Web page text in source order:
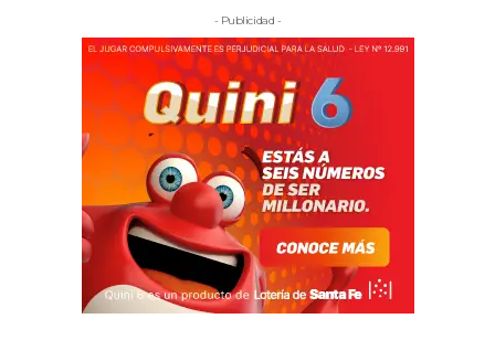
- Publicidad -